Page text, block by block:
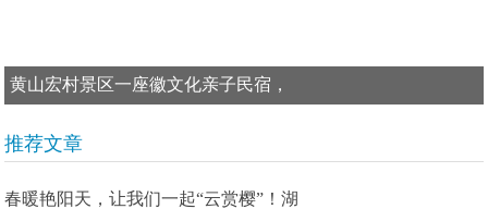
黄山宏村景区一座徽文化亲子民宿，
推荐文章
春暖艳阳天，让我们一起“云赏樱”！湖